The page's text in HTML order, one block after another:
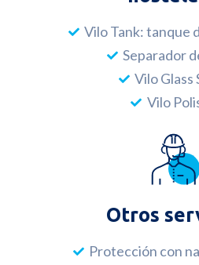
Vilo Tank: tanque
Separador
Vilo Glass
Vilo
Otros
Protección con